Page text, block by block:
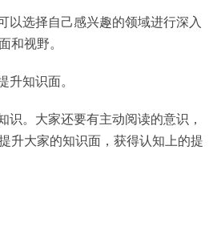
以选择自己感兴趣的领域进行深入
和视野。
知识面。
识。大家还要有主动阅读的意识，
升大家的知识面，获得认知上的提